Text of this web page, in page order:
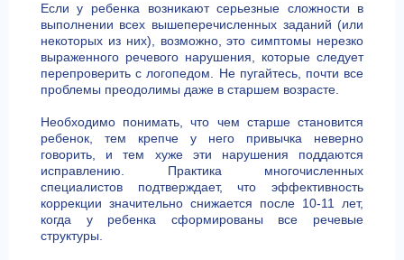
Если у ребенка возникают серьезные сложности в
выполнении всех вышеперечисленных заданий (или
некоторых из них), возможно, это симптомы нерезко
выраженного речевого нарушения, которые следует
перепроверить с логопедом. Не пугайтесь, почти все
проблемы преодолимы даже в старшем возрасте.
Необходимо понимать, что чем старше становится
ребенок, тем крепче у него привычка неверно
говорить, и тем хуже эти нарушения поддаются
исправлению. Практика многочисленных
специалистов подтверждает, что эффективность
коррекции значительно снижается после 10-11 лет,
когда у ребенка сформированы все речевые
структуры.